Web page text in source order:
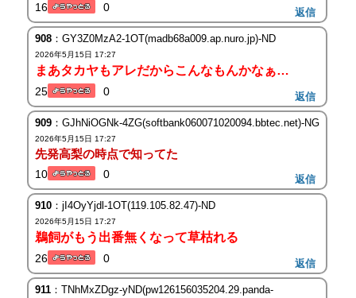
16 0 返信
908：GY3Z0MzA2-1OT(madb68a009.ap.nuro.jp)-ND
2026年5月15日 17:27
まあタカヤもアレだからこんなもんかなぁ…
25 0 返信
909：GJhNiOGNk-4ZG(softbank060071020094.bbtec.net)-NG
2026年5月15日 17:27
先発高梨の時点で知ってた
10 0 返信
910：jI4OyYjdl-1OT(119.105.82.47)-ND
2026年5月15日 17:27
鵜飼がもう出番無くなって草枯れる
26 0 返信
911：TNhMxZDgz-yND(pw126156035204.29.panda-